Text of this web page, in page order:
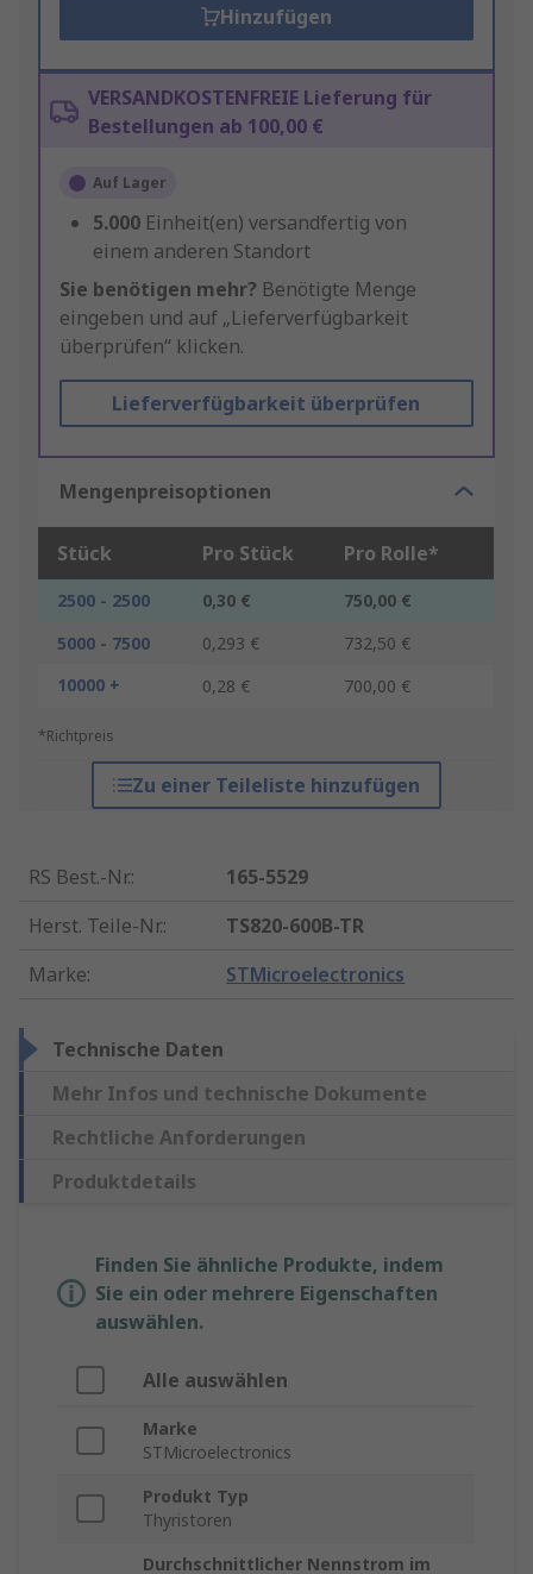
Hinzufügen
VERSANDKOSTENFREIE Lieferung für
Bestellungen ab 100,00 €
Auf Lager
5.000 Einheit(en) versandfertig von
einem anderen Standort
Sie benötigen mehr? Benötigte Menge
eingeben und auf „Lieferverfügbarkeit
überprüfen“ klicken.
Lieferverfügbarkeit überprüfen
Mengenpreisoptionen
Stück Pro Stück Pro Rolle*
2500 - 2500 0,30 €
750,00 €
5000 - 7500
0,293 €
732,50 €
10000 +
0,28 € 700,00 €
*Richtpreis
Zu einer Teileliste hinzufügen
RS Best.-Nr.:
165-5529
Herst. Teile-Nr.:
TS820-600B-TR
Marke: STMicroelectronics
Technische Daten
Mehr Infos und technische Dokumente
Rechtliche Anforderungen
Produktdetails
Finden Sie ähnliche Produkte, indem
Sie ein oder mehrere Eigenschaften
auswählen.
Alle auswählen
Marke
STMicroelectronics
Produkt Typ
Thyristoren
Durchschnittlicher Nennstrom im